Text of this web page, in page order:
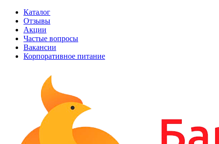
Каталог
Отзывы
Акции
Частые вопросы
Вакансии
Корпоративное питание